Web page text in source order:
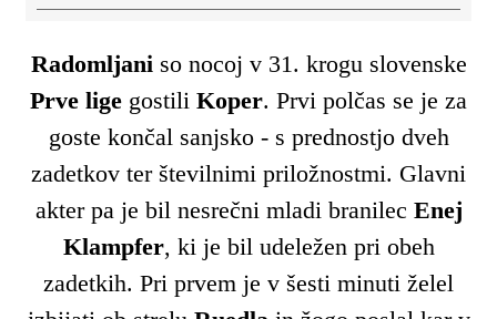
Radomljani so nocoj v 31. krogu slovenske
Prve lige gostili Koper. Prvi polčas se je za
goste končal sanjsko - s prednostjo dveh
zadetkov ter številnimi priložnostmi. Glavni
akter pa je bil nesrečni mladi branilec Enej
Klampfer, ki je bil udeležen pri obeh
zadetkih. Pri prvem je v šesti minuti želel